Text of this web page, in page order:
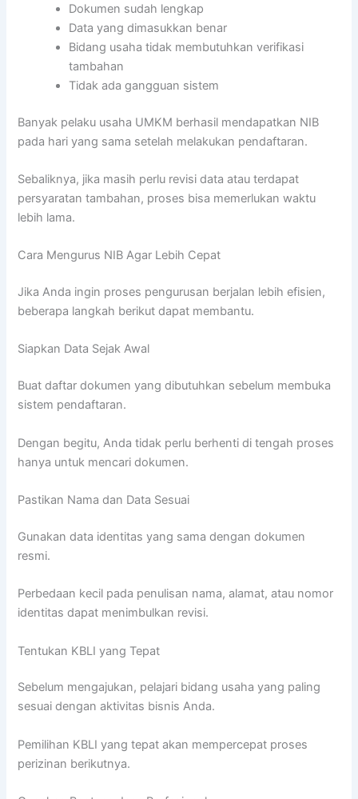
Dokumen sudah lengkap
Data yang dimasukkan benar
Bidang usaha tidak membutuhkan verifikasi
tambahan
Tidak ada gangguan sistem
Banyak pelaku usaha UMKM berhasil mendapatkan NIB
pada hari yang sama setelah melakukan pendaftaran.
Sebaliknya, jika masih perlu revisi data atau terdapat
persyaratan tambahan, proses bisa memerlukan waktu
lebih lama.
Cara Mengurus NIB Agar Lebih Cepat
Jika Anda ingin proses pengurusan berjalan lebih efisien,
beberapa langkah berikut dapat membantu.
Siapkan Data Sejak Awal
Buat daftar dokumen yang dibutuhkan sebelum membuka
sistem pendaftaran.
Dengan begitu, Anda tidak perlu berhenti di tengah proses
hanya untuk mencari dokumen.
Pastikan Nama dan Data Sesuai
Gunakan data identitas yang sama dengan dokumen
resmi.
Perbedaan kecil pada penulisan nama, alamat, atau nomor
identitas dapat menimbulkan revisi.
Tentukan KBLI yang Tepat
Sebelum mengajukan, pelajari bidang usaha yang paling
sesuai dengan aktivitas bisnis Anda.
Pemilihan KBLI yang tepat akan mempercepat proses
perizinan berikutnya.